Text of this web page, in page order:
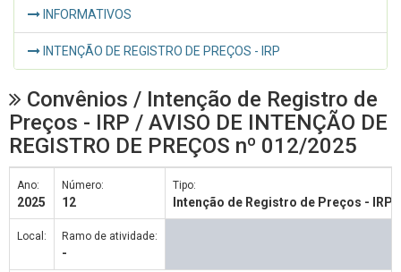
INFORMATIVOS
INTENÇÃO DE REGISTRO DE PREÇOS - IRP
Convênios / Intenção de Registro de
Preços - IRP / AVISO DE INTENÇÃO DE
REGISTRO DE PREÇOS nº 012/2025
Ano:
2025
Número:
12
Tipo:
Intenção de Registro de Preços - IRP
Local: Ramo de atividade:
-